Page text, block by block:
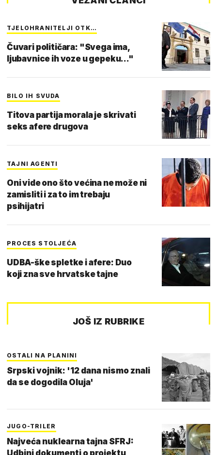
TJELOHRANITELJI OTK…
Čuvari političara: "Svega ima,
ljubavnice ih voze u gepeku..."
BILO IH SVUDA
Titova partija morala je skrivati
seks afere drugova
TAJNI AGENTI
Oni vide ono što većina ne može ni
zamisliti i za to im trebaju
psihijatri
PROCES STOLJEĆA
UDBA-ške spletke i afere: Duo
koji zna sve hrvatske tajne
JOŠ IZ RUBRIKE
OSTALI NA PLANINI
Srpski vojnik: '12 dana nismo znali
da se dogodila Oluja'
JUGO-TRILER
Najveća nuklearna tajna SFRJ:
Udbini dokumenti o projektu